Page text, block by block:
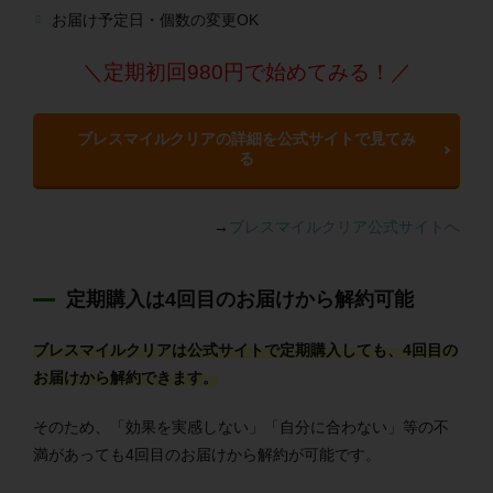
お届け予定日・個数の変更OK
＼定期初回980円で始めてみる！／
ブレスマイルクリアの詳細を公式サイトで見てみ
る
→ ブレスマイルクリア公式サイトへ
定期購入は4回目のお届けから解約可能
ブレスマイルクリアは公式サイトで定期購入しても、4回目の
お届けから解約できます。
そのため、「効果を実感しない」「自分に合わない」等の不
満があっても4回目のお届けから解約が可能です。